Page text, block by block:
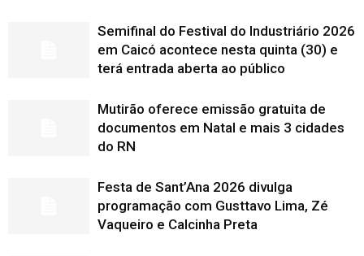
Semifinal do Festival do Industriário 2026
em Caicó acontece nesta quinta (30) e
terá entrada aberta ao público
Mutirão oferece emissão gratuita de
documentos em Natal e mais 3 cidades
do RN
Festa de Sant’Ana 2026 divulga
programação com Gusttavo Lima, Zé
Vaqueiro e Calcinha Preta